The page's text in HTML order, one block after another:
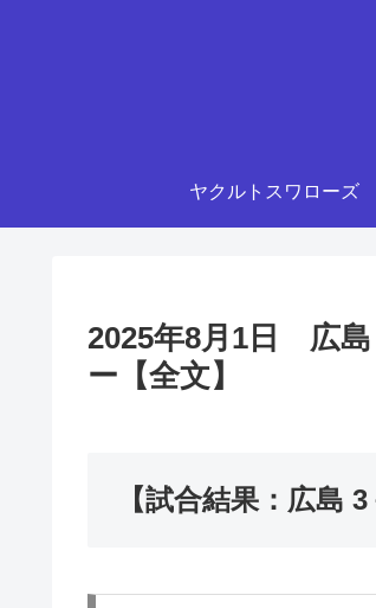
ヤクルトスワローズ
2025年8月1日 広
ー【全文】
【試合結果：広島 3